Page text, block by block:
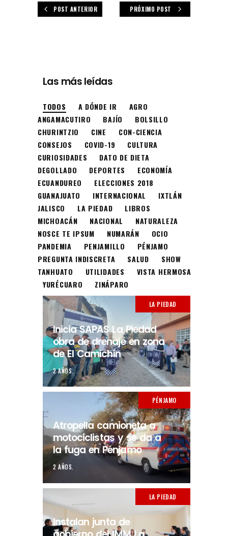
POST ANTERIOR PRÓXIMO POST
Las más leídas
TODOS A DÓNDE IR
AGRO
ANGAMACUTIRO
BAJÍO
BOLSILLO
CHURINTZIO
CINE
CON-CIENCIA
CONSEJOS
COVID-19
CULTURA
CURIOSIDADES
DATO DE DIETA
DEGOLLADO
DEPORTES
ECONOMÍA
ECUANDUREO
ELECCIONES 2018
GUANAJUATO
INTERNACIONAL
IXTLÁN
JALISCO
LA PIEDAD
LIBROS
MICHOACÁN
NACIONAL
NATURALEZA
NOSCE TE IPSUM
NUMARÁN
OCIO
PANDEMIA
PENJAMILLO
PÉNJAMO
PREGUNTA INDISCRETA
SALUD
SHOW
TANHUATO
UTILIDADES
VISTA HERMOSA
YURÉCUARO
ZINÁPARO
LA PIEDAD
Inicia SAPAS La Piedad
obra de drenaje en zona
de El Camichín
2 AÑOS.
PÉNJAMO
Atropella camioneta a
motociclistas y se da a
la fuga en Pénjamo
2 AÑOS.
LA PIEDAD
Instalan junta de